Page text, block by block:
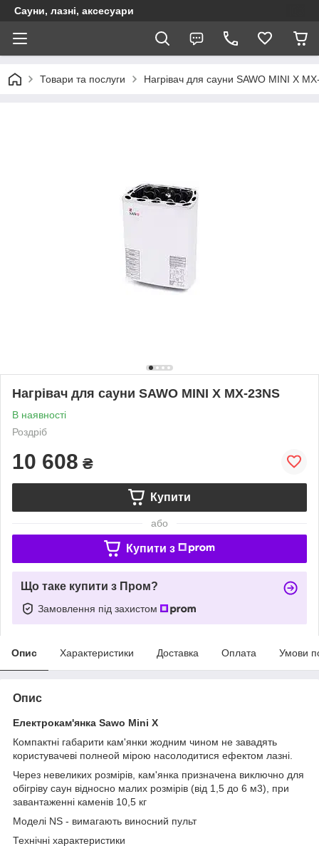
Сауни, лазні, аксесуари
Товари та послуги Нагрівач для сауни SAWO MINI X
Нагрівач для сауни SAWO MINI X MX-23NS
В наявності
Роздріб
10 608 ₴
Купити
або
Купити з
Що таке купити з Пром?
Замовлення під захистом
Опис Характеристики Доставка Оплата Умови
Опис
Електрокам'янка Sawo Mini X
Компактні габарити кам'янки жодним чином не завадять
користувачеві полнеой мірою насолодитися ефектом лазні.
Через невеликих розмірів, кам'янка призначена виключно для
обігріву саун відносно малих розмірів (від 1,5 до 6 м3), при
завантаженні каменів 10,5 кг
Моделі NS - вимагають виносний пульт
Технічні характеристики